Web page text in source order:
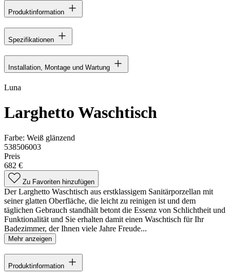
Produktinformation
Spezifikationen
Installation, Montage und Wartung
Luna
Larghetto Waschtisch
Farbe: Weiß glänzend
538506003
Preis
682 €
Zu Favoriten hinzufügen
Der Larghetto Waschtisch aus erstklassigem Sanitärporzellan mit
seiner glatten Oberfläche, die leicht zu reinigen ist und dem
täglichen Gebrauch standhält betont die Essenz von Schlichtheit und
Funktionalität und Sie erhalten damit einen Waschtisch für Ihr
Badezimmer, der Ihnen viele Jahre Freude...
Mehr anzeigen
Produktinformation